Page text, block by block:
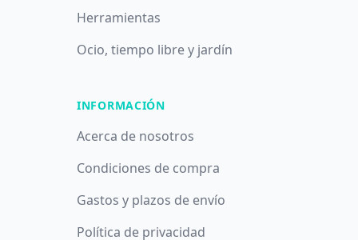
Herramientas
Ocio, tiempo libre y jardín
INFORMACIÓN
Acerca de nosotros
Condiciones de compra
Gastos y plazos de envío
Política de privacidad